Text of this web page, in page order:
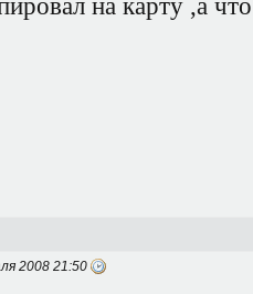
2008 21:50